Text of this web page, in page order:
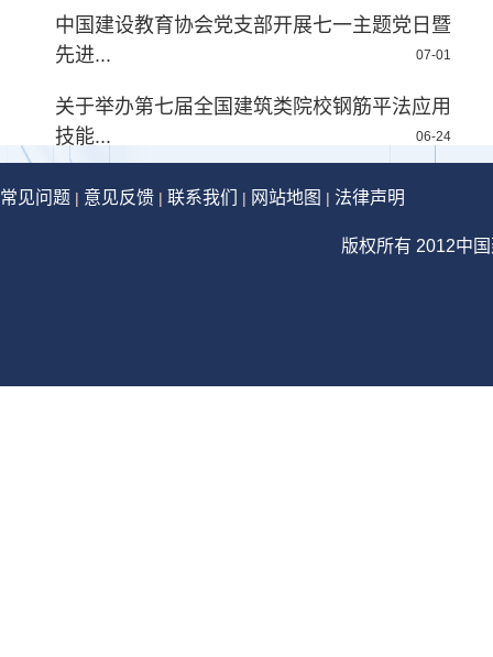
中国建设教育协会党支部开展七一主题党日暨
先进...
07-01
关于举办第七届全国建筑类院校钢筋平法应用
技能...
06-24
常见问题 | 意见反馈 | 联系我们 | 网站地图 | 法律声明
版权所有 2012中